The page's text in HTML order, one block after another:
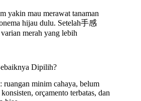
yakin mau merawat tanaman
hijau dulu. Setelah手感
merah yang lebih
Dipilih?
minim cahaya, belum
orçamento terbatas, dan